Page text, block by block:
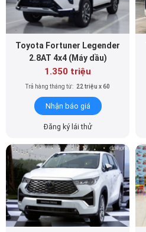
Toyota Fortuner Legender
2.8AT 4x4 (Máy dầu)
1.350 triệu
Trả hàng tháng từ: 22 triệu x 60
Nhận báo giá
Đăng ký lái thử